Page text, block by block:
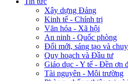
Xây dựng Đảng
Kinh tế - Chính trị
Văn hóa - Xã hội
An ninh - Quốc phòng
Đổi mới, sáng tạo và
Quy hoạch và Đầu tư
Giáo dục - Y tế - Đền ơn
Tài nguyên - Môi trường